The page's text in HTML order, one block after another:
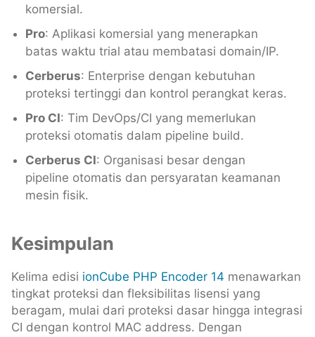
komersial.
Pro: Aplikasi komersial yang menerapkan
batas waktu trial atau membatasi domain/IP.
Cerberus: Enterprise dengan kebutuhan
proteksi tertinggi dan kontrol perangkat keras.
Pro CI: Tim DevOps/CI yang memerlukan
proteksi otomatis dalam pipeline build.
Cerberus CI: Organisasi besar dengan
pipeline otomatis dan persyaratan keamanan
mesin fisik.
Kesimpulan
Kelima edisi ionCube PHP Encoder 14 menawarkan
tingkat proteksi dan fleksibilitas lisensi yang
beragam, mulai dari proteksi dasar hingga integrasi
CI dengan kontrol MAC address. Dengan